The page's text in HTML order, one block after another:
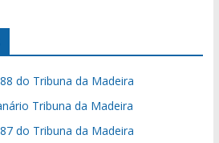
do Tribuna da Madeira
Tribuna da Madeira
do Tribuna da Madeira